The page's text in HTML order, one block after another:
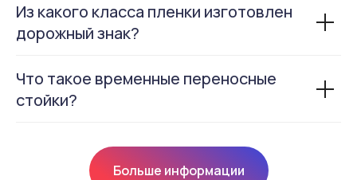
Из какого класса пленки изготовлен
дорожный знак?
Что такое временные переносные
стойки?
Больше информации